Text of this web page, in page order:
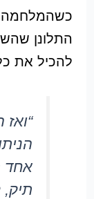
כשהמלחמה
התלונן
להכיל את
אחד
תיק,